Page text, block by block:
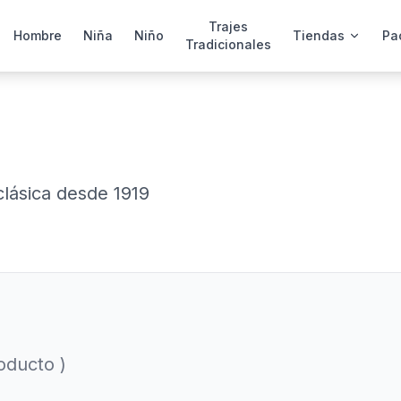
Hombre Niña Niño
Trajes
Tradicionales
Tiendas
desde 1919
)